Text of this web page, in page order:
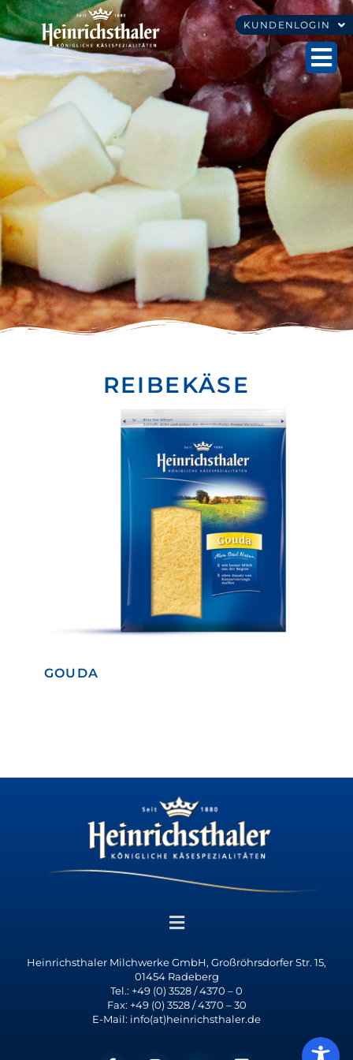
KUNDENLOGIN
REIBEKÄSE
GOUDA
Heinrichsthaler Milchwerke GmbH, Großröhrsdorfer Str. 15,
01454 Radeberg
Tel.: +49 (0) 3528 / 4370 – 0
Fax: +49 (0) 3528 / 4370 – 30
E-Mail: info(at)heinrichsthaler.de